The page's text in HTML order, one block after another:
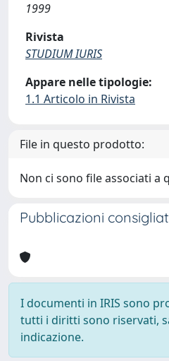
1999
Rivista
STUDIUM IURIS
Appare nelle tipologie:
1.1 Articolo in Rivista
File in questo prodotto:
Non ci sono file associati a
Pubblicazioni
I documenti in IRIS sono
tutti i diritti sono riservati,
indicazione.